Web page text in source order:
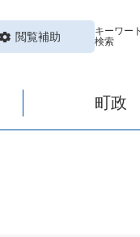
閲覧補助
キーワー
検索
町政